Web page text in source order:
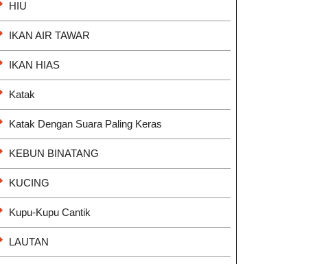
HIU
IKAN AIR TAWAR
IKAN HIAS
Katak
Katak Dengan Suara Paling Keras
KEBUN BINATANG
KUCING
Kupu-Kupu Cantik
LAUTAN